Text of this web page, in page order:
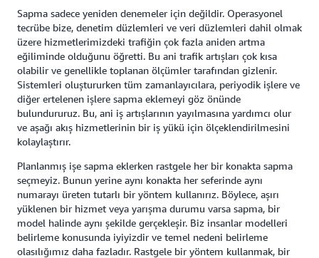
Sapma sadece yeniden denemeler için değildir. Operasyonel
tecrübe bize, denetim düzlemleri ve veri düzlemleri dahil olmak
üzere hizmetlerimizdeki trafiğin çok fazla aniden artma
eğiliminde olduğunu öğretti. Bu ani trafik artışları çok kısa
olabilir ve genellikle toplanan ölçümler tarafından gizlenir.
Sistemleri oluştururken tüm zamanlayıcılara, periyodik işlere ve
diğer ertelenen işlere sapma eklemeyi göz önünde
bulundururuz. Bu, ani iş artışlarının yayılmasına yardımcı olur
ve aşağı akış hizmetlerinin bir iş yükü için ölçeklendirilmesini
kolaylaştırır.
Planlanmış işe sapma eklerken rastgele her bir konakta sapma
seçmeyiz. Bunun yerine aynı konakta her seferinde aynı
numarayı üreten tutarlı bir yöntem kullanırız. Böylece, aşırı
yüklenen bir hizmet veya yarışma durumu varsa sapma, bir
model halinde aynı şekilde gerçekleşir. Biz insanlar modelleri
belirleme konusunda iyiyizdir ve temel nedeni belirleme
olasılığımız daha fazladır. Rastgele bir yöntem kullanmak, bir